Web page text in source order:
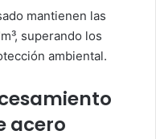
mantienen las
superando los
ambiental.
acero